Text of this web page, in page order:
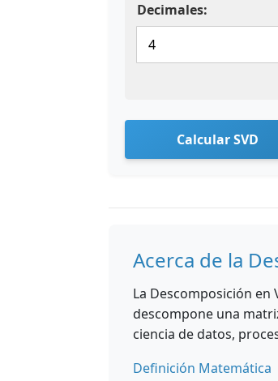
Decimales:
Calcular SVD
Acerca de la
La Descomposición en
descompone una
ciencia de datos,
Definición Matemática